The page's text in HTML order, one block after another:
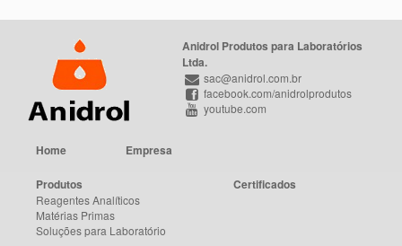
Anidrol Produtos para Laboratórios
Ltda.
sac@anidrol.com.br
facebook.com/anidrolprodutos
youtube.com
Home Empresa
Produtos
Reagentes Analíticos
Matérias Primas
Soluções para Laboratório
Certificados